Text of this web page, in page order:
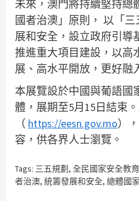
未來，澳門將持續堅持總
國者治澳」原則， 以「
展和安全，設立政府引導
推進重大項目建設，以高
展、高水平開放，更好融
本展覽設於中國與葡語國
體，展期至5月15日結束
（ https://eesn.gov.mo）
容，供各界人士瀏覽。
Tags: 三五規劃, 全民國家安全教
者治澳, 統籌發展和安全, 總體國